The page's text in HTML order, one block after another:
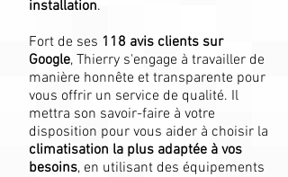
installation.
Fort de ses 118 avis clients sur
Google, Thierry s'engage à travailler de
manière honnête et transparente pour
vous offrir un service de qualité. Il
mettra son savoir-faire à votre
disposition pour vous aider à choisir la
climatisation la plus adaptée à vos
besoins, en utilisant des équipements